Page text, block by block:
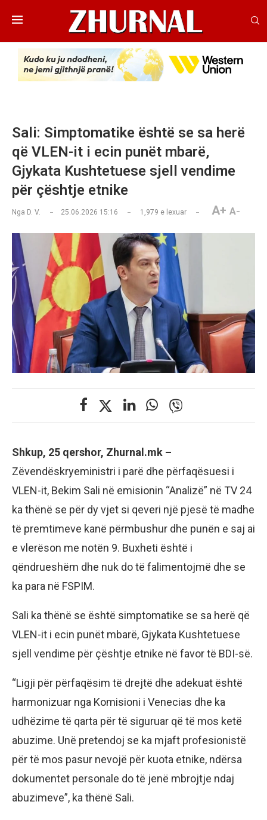
Sali: Simptomatike është se sa herë
që VLEN-it i ecin punët mbarë,
Gjykata Kushtetuese sjell vendime
për çështje etnike
Nga D. V. 25.06.2026 15:16 1,979 e lexuar A+ A-
Shkup, 25 qershor, Zhurnal.mk –
Zëvendëskryeministri i parë dhe përfaqësuesi i
VLEN-it, Bekim Sali në emisionin “Analizë” në TV 24
ka thënë se për dy vjet si qeveri një pjesë të madhe
të premtimeve kanë përmbushur dhe punën e saj ai
e vlerëson me notën 9. Buxheti është i
qëndrueshëm dhe nuk do të falimentojmë dhe se
ka para në FSPIM.
Sali ka thënë se është simptomatike se sa herë që
VLEN-it i ecin punët mbarë, Gjykata Kushtetuese
sjell vendime për çështje etnike në favor të BDI-së.
“Ligji për përfaqësim të drejtë dhe adekuat është
harmonizuar nga Komisioni i Venecias dhe ka
udhëzime të qarta për të siguruar që të mos ketë
abuzime. Unë pretendoj se ka mjaft profesionistë
për të mos pasur nevojë për kuota etnike, ndërsa
dokumentet personale do të jenë mbrojtje ndaj
abuzimeve”, ka thënë Sali.